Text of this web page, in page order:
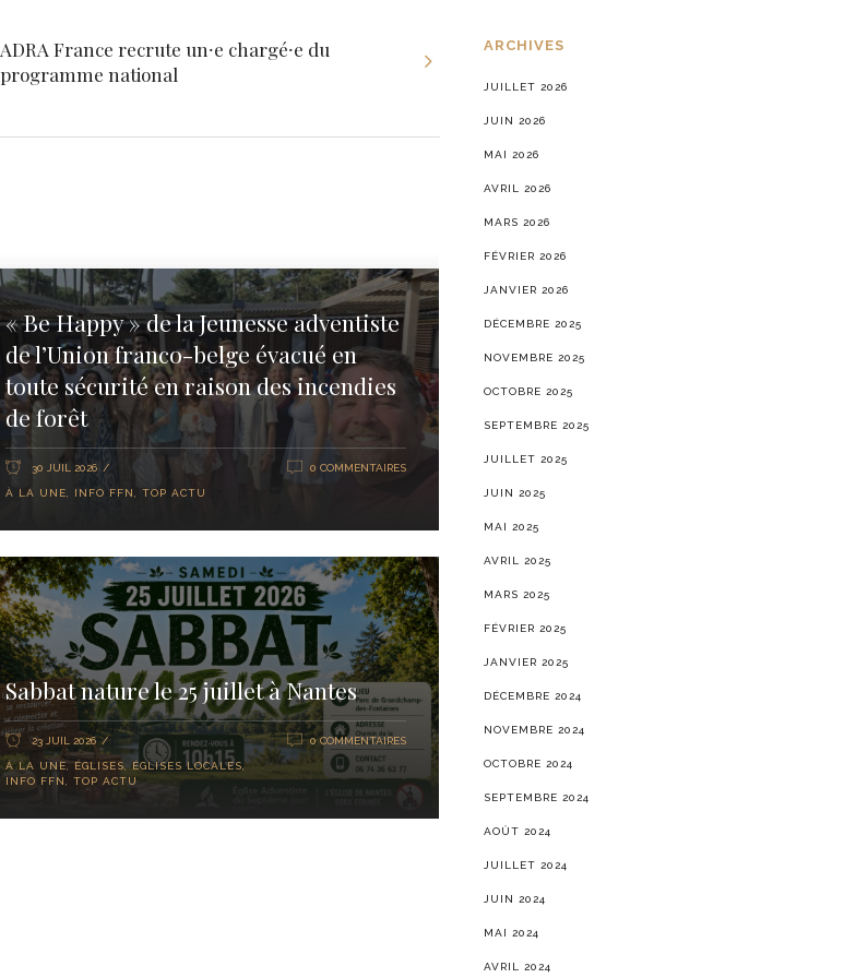
ADRA France recrute un⸱e chargé⸱e du
programme national
« Be Happy » de la Jeunesse adventiste
de l’Union franco-belge évacué en
toute sécurité en raison des incendies
de forêt
30 JUIL 2026
À LA UNE INFO FFN TOP ACTU
0 COMMENTAIRES
Sabbat nature le 25 juillet à Nantes
23 JUIL 2026
À LA UNE,ÉGLISES,ÉGLISES LOCALES,
INFO FFN, TOP ACTU
0 COMMENTAIRES
ARCHIVES
JUILLET 2026
JUIN 2026
MAI 2026
AVRIL 2026
MARS 2026
FÉVRIER 2026
JANVIER 2026
DÉCEMBRE 2025
NOVEMBRE 2025
OCTOBRE 2025
SEPTEMBRE 2025
JUILLET 2025
JUIN 2025
MAI 2025
AVRIL 2025
MARS 2025
FÉVRIER 2025
JANVIER 2025
DÉCEMBRE 2024
NOVEMBRE 2024
OCTOBRE 2024
SEPTEMBRE 2024
AOÛT 2024
JUILLET 2024
JUIN 2024
MAI 2024
AVRIL 2024